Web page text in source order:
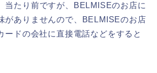
当たり前ですが、BELMISEのお店に
がありませんので、BELMISEのお店
ードの会社に直接電話などをすると